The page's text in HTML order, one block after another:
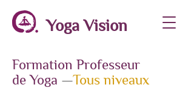
Yoga Vision
Formation Professeur
de Yoga —Tous niveaux